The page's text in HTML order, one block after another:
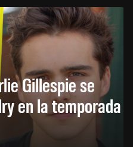
Gillespie se
en la temporada